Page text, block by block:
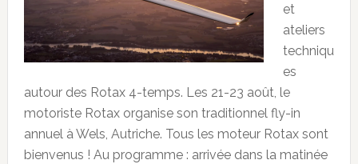
et
ateliers
techniqu
es
autour des Rotax 4-temps. Les 21-23 août, le
motoriste Rotax organise son traditionnel fly-in
annuel à Wels, Autriche. Tous les moteur Rotax sont
bienvenus ! Au programme : arrivée dans la matinée